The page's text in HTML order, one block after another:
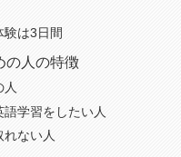
験は3日間
の人の特徴
学習をしたい人
ない人